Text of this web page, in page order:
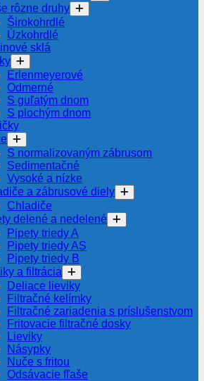
rôzne druhy
Širokohrdlé
Úzkohrdlé
sklá
Erlenmeyerové
Odmerné
S guľatým dnom
S plochým dnom
S normalizovaným zábrusom
Sedimentačné
Vysoké a nízke
a zábrusové diely
Chladiče
delené a nedelené
Pipety triedy A
Pipety triedy AS
Pipety triedy B
a filtrácia
Deliace lieviky
Filtračné kelímky
Filtračné zariadenia s príslušenstvom
Fritovacie filtračné dosky
Lieviky
Násypky
Nuče s fritou
Odsávacie fľaše